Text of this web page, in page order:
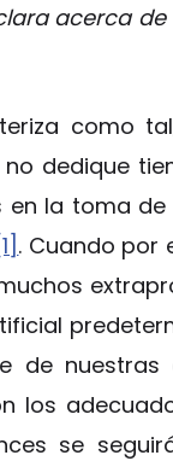
acerca
como
dedique
la toma
[1] . Cuando por
de nuestras
los
se